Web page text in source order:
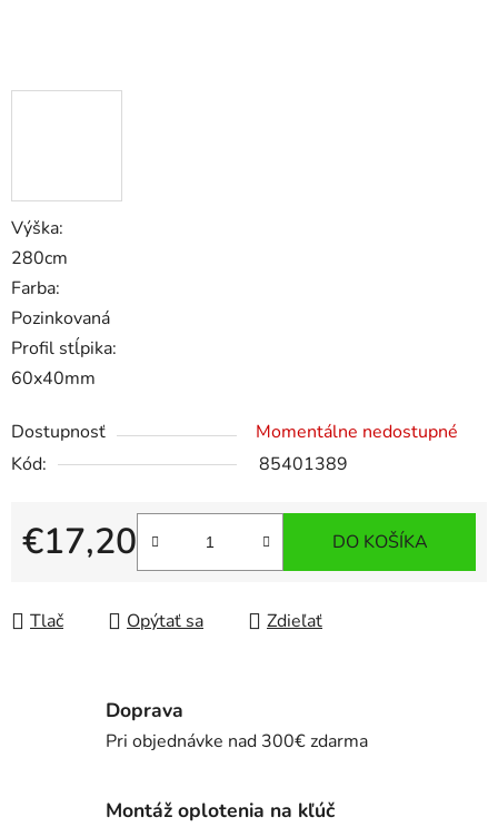
Výška:
280cm
Farba:
Pozinkovaná
Profil stĺpika:
60x40mm
Dostupnosť
Momentálne nedostupné
Kód:
85401389
€17,20
Jednotková cena:
DO KOŠÍKA
Tlač Opýtať sa Zdieľať
Doprava
Pri objednávke nad 300€ zdarma
Montáž oplotenia na kľúč